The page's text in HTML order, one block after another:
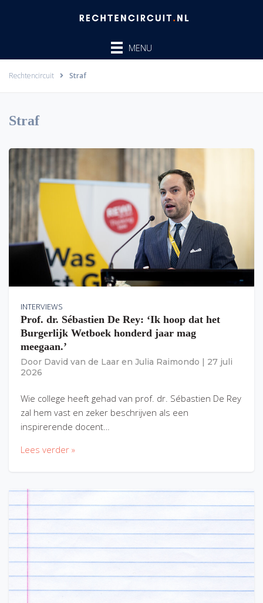
MENU
Rechtencircuit Straf
Straf
INTERVIEWS
Prof. dr. Sébastien De Rey: ‘Ik hoop dat het
Burgerlijk Wetboek honderd jaar mag
meegaan.’
Door David van de Laar en Julia Raimondo
27 juli
2026
Wie college heeft gehad van prof. dr. Sébastien De Rey
zal hem vast en zeker beschrijven als een
inspirerende docent…
Lees verder »